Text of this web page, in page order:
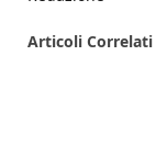
Articoli Correlati